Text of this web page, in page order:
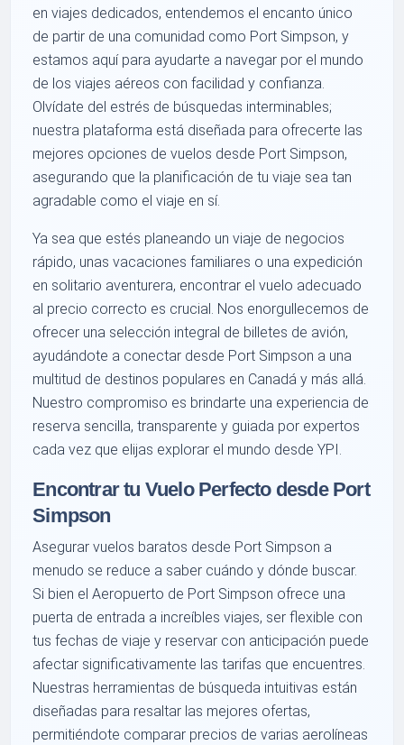
en viajes dedicados, entendemos el encanto único
de partir de una comunidad como Port Simpson, y
estamos aquí para ayudarte a navegar por el mundo
de los viajes aéreos con facilidad y confianza.
Olvídate del estrés de búsquedas interminables;
nuestra plataforma está diseñada para ofrecerte las
mejores opciones de vuelos desde Port Simpson,
asegurando que la planificación de tu viaje sea tan
agradable como el viaje en sí.
Ya sea que estés planeando un viaje de negocios
rápido, unas vacaciones familiares o una expedición
en solitario aventurera, encontrar el vuelo adecuado
al precio correcto es crucial. Nos enorgullecemos de
ofrecer una selección integral de billetes de avión,
ayudándote a conectar desde Port Simpson a una
multitud de destinos populares en Canadá y más allá.
Nuestro compromiso es brindarte una experiencia de
reserva sencilla, transparente y guiada por expertos
cada vez que elijas explorar el mundo desde YPI.
Encontrar tu Vuelo Perfecto desde Port
Simpson
Asegurar vuelos baratos desde Port Simpson a
menudo se reduce a saber cuándo y dónde buscar.
Si bien el Aeropuerto de Port Simpson ofrece una
puerta de entrada a increíbles viajes, ser flexible con
tus fechas de viaje y reservar con anticipación puede
afectar significativamente las tarifas que encuentres.
Nuestras herramientas de búsqueda intuitivas están
diseñadas para resaltar las mejores ofertas,
permitiéndote comparar precios de varias aerolíneas